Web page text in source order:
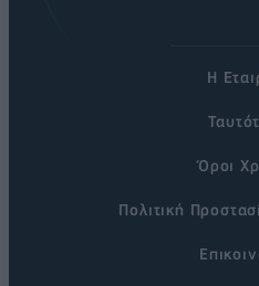
Η
Όροι
Πολιτική